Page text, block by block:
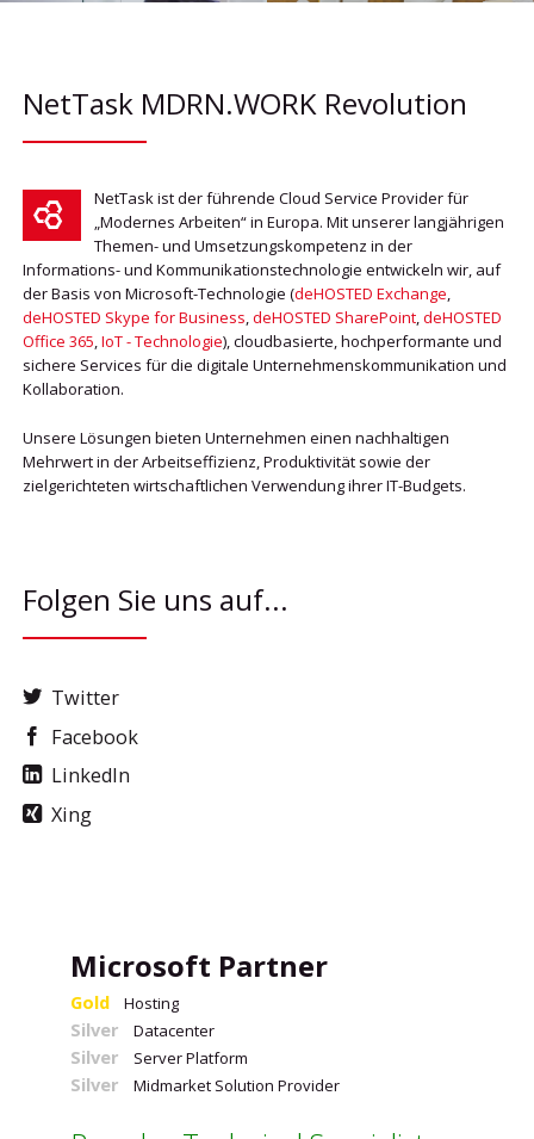
NetTask MDRN.WORK Revolution
NetTask ist der führende Cloud Service Provider für
„Modernes Arbeiten“ in Europa. Mit unserer langjährigen
Themen- und Umsetzungskompetenz in der
Informations- und Kommunikationstechnologie entwickeln wir, auf
der Basis von Microsoft-Technologie (deHOSTED Exchange,
deHOSTED Skype for Business,deHOSTED SharePoint,deHOSTED
Office 365,IoT - Technologie), cloudbasierte, hochperformante und
sichere Services für die digitale Unternehmenskommunikation und
Kollaboration.
Unsere Lösungen bieten Unternehmen einen nachhaltigen
Mehrwert in der Arbeitseffizienz, Produktivität sowie der
zielgerichteten wirtschaftlichen Verwendung ihrer IT-Budgets.
Folgen Sie uns auf...
Twitter
Facebook
LinkedIn
Xing
Microsoft Partner
Gold Hosting
Silver Datacenter
Silver Server Platform
Silver Midmarket Solution Provider